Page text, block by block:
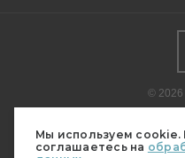
Мы используем cookie.
соглашаетесь на
© 2026
Мнение авторов может не